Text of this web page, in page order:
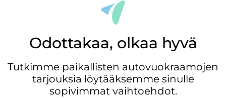
Odottakaa, olkaa hyvä
Tutkimme paikallisten autovuokraamojen
tarjouksia löytääksemme sinulle
sopivimmat vaihtoehdot.